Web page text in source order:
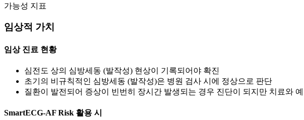
가능성 지표
임상적 가치
임상 진료 현황
심전도 상의 심방세동 (발작성) 현상이 기록되어야 확진
초기의 비규칙적인 심방세동 (발작성)은 병원 검사 시에 정상으로 판단
질환이 발전되어 증상이 빈번히 장시간 발생되는 경우 진단이 되지만 치료와
SmartECG-AF Risk 활용 시